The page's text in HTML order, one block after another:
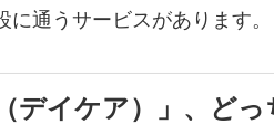
通うサービスがあります。
デイケア）」、どっ